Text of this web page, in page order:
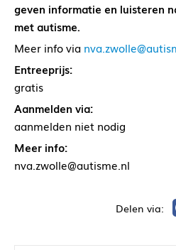
geven informatie en luisteren
met autisme.
Meer info via
Entreeprijs:
gratis
Aanmelden via:
aanmelden niet nodig
Meer info:
nva.zwolle@autisme.nl